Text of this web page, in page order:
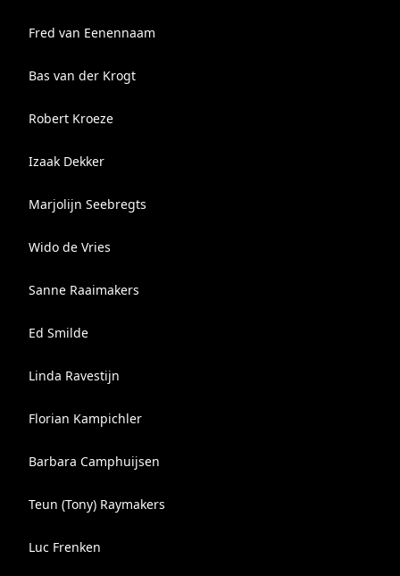
Fred van Eenennaam
Bas van der Krogt
Robert Kroeze
Izaak Dekker
Marjolijn Seebregts
Wido de Vries
Sanne Raaimakers
Ed Smilde
Linda Ravestijn
Florian Kampichler
Barbara Camphuijsen
Teun (Tony) Raymakers
Luc Frenken